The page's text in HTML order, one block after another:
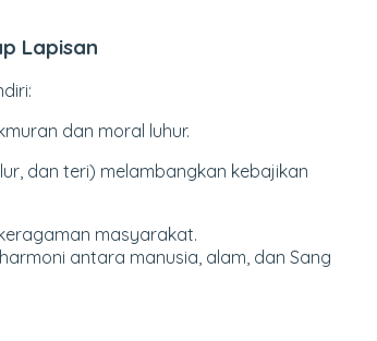
Lapisan
dan moral luhur.
dan teri) melambangkan kebajikan
masyarakat.
antara manusia, alam, dan Sang